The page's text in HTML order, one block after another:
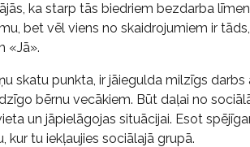
ka starp tās biedriem bezdarba
bet vēl viens no skaidrojumiem ir
«Jā».
skatu punkta, ir jāiegulda milzīgs
bērnu vecākiem. Būt daļai no
un jāpielāgojas situācijai. Esot
kur tu iekļaujies sociālajā grupā.